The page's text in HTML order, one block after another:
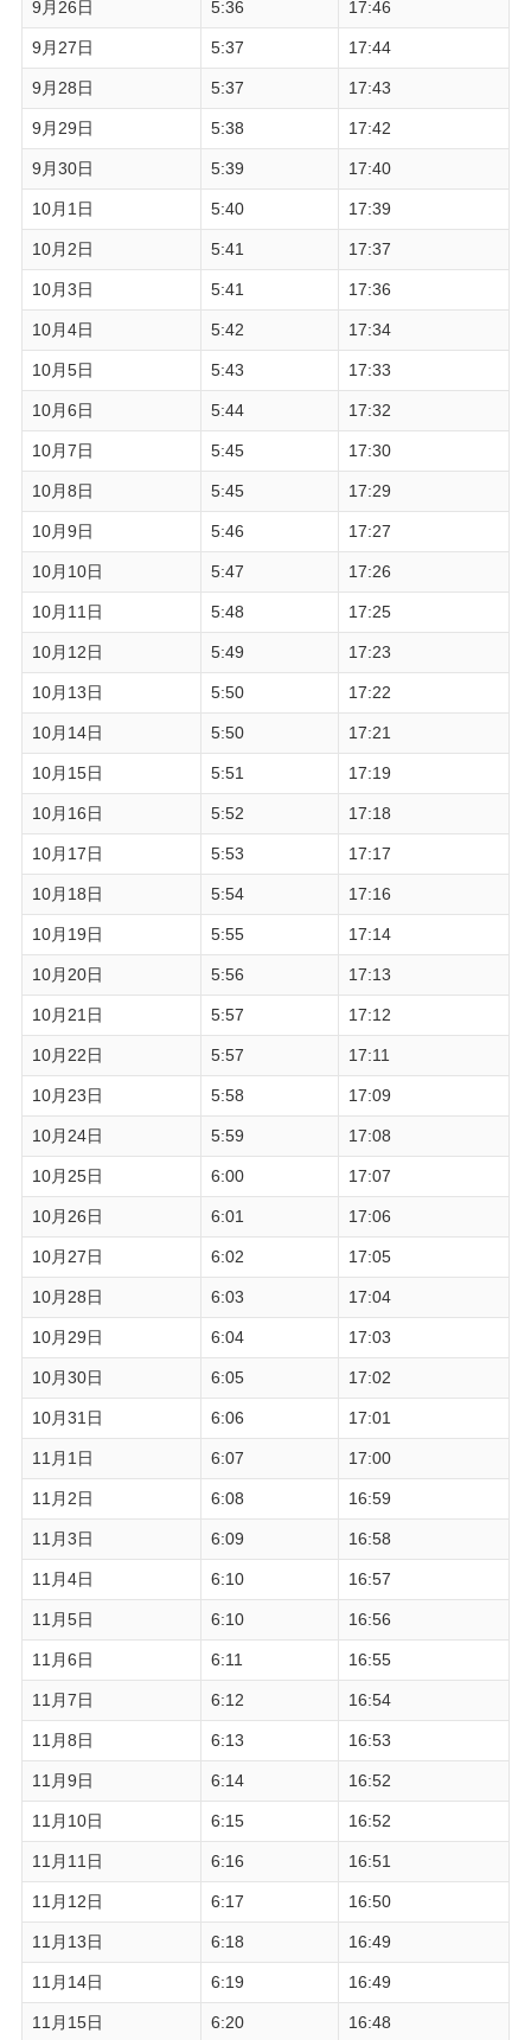
9月26日 5:36 17:46
9月27日 5:37 17:44
9月28日 5:37 17:43
9月29日 5:38 17:42
9月30日 5:39 17:40
10月1日 5:40 17:39
10月2日 5:41 17:37
10月3日 5:41 17:36
10月4日 5:42 17:34
10月5日 5:43 17:33
10月6日 5:44 17:32
10月7日 5:45 17:30
10月8日 5:45 17:29
10月9日 5:46 17:27
10月10日 5:47 17:26
10月11日 5:48 17:25
10月12日 5:49 17:23
10月13日 5:50 17:22
10月14日 5:50 17:21
10月15日 5:51 17:19
10月16日 5:52 17:18
10月17日 5:53 17:17
10月18日 5:54 17:16
10月19日 5:55 17:14
10月20日 5:56 17:13
10月21日 5:57 17:12
10月22日 5:57 17:11
10月23日 5:58 17:09
10月24日 5:59 17:08
10月25日 6:00 17:07
10月26日 6:01 17:06
10月27日 6:02 17:05
10月28日 6:03 17:04
10月29日 6:04 17:03
10月30日 6:05 17:02
10月31日 6:06 17:01
11月1日 6:07 17:00
11月2日 6:08 16:59
11月3日 6:09 16:58
11月4日 6:10 16:57
11月5日 6:10 16:56
11月6日 6:11 16:55
11月7日 6:12 16:54
11月8日 6:13 16:53
11月9日 6:14 16:52
11月10日 6:15 16:52
11月11日 6:16 16:51
11月12日 6:17 16:50
11月13日 6:18 16:49
11月14日 6:19 16:49
11月15日 6:20 16:48